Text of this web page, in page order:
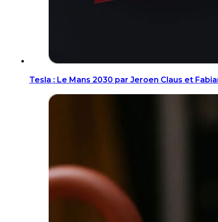
Tesla : Le Mans 2030 par Jeroen Claus et